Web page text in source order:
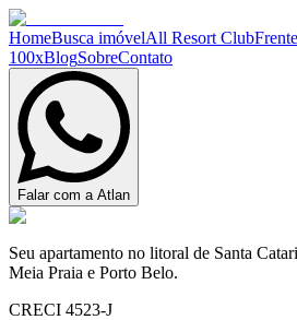
HomeBusca imóvelAll Resort Club
100xBlogSobreContato
Falar com a Atlan
Seu apartamento no litoral de Santa
Meia Praia e Porto Belo.
CRECI 4523-J